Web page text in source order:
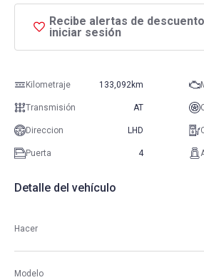
Recibe alertas de
iniciar sesión
Kilometraje 133,092km
Transmisión AT
Direccion LHD
Puerta 4
Detalle del vehículo
Hacer
Modelo